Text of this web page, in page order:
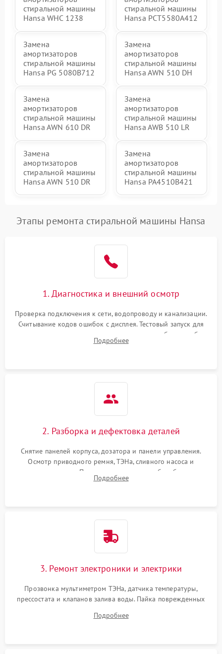
стиральной машины
Hansa WHC 1238
стиральной машины
Hansa РСТ5580А412
Замена
амортизаторов
стиральной машины
Hansa PG 5080B712
Замена
амортизаторов
стиральной машины
Hansa AWN 510 DH
Замена
амортизаторов
стиральной машины
Hansa AWN 610 DR
Замена
амортизаторов
стиральной машины
Hansa AWB 510 LR
Замена
амортизаторов
стиральной машины
Hansa AWN 510 DR
Замена
амортизаторов
стиральной машины
Hansa PA4510B421
Этапы ремонта стиральной машины Hansa
1. Диагностика и внешний осмотр
Проверка подключения к сети, водопроводу и канализации.
Считывание кодов ошибок с дисплея. Тестовый запуск для
выявления посторонних шумов, протечек или сбоев в работе
электронного модуля управления.
Подробнее
2. Разборка и дефектовка деталей
Снятие панелей корпуса, дозатора и панели управления.
Осмотр приводного ремня, ТЭНа, сливного насоса и
амортизаторов. Проверка подшипников барабана и
крестовины на износ, а манжеты люка на разрывы.
Подробнее
3. Ремонт электроники и электрики
Прозвонка мультиметром ТЭНа, датчика температуры,
прессостата и клапанов залива воды. Пайка поврежденных
Восстановление целостности проводки и контактов.
Подробнее